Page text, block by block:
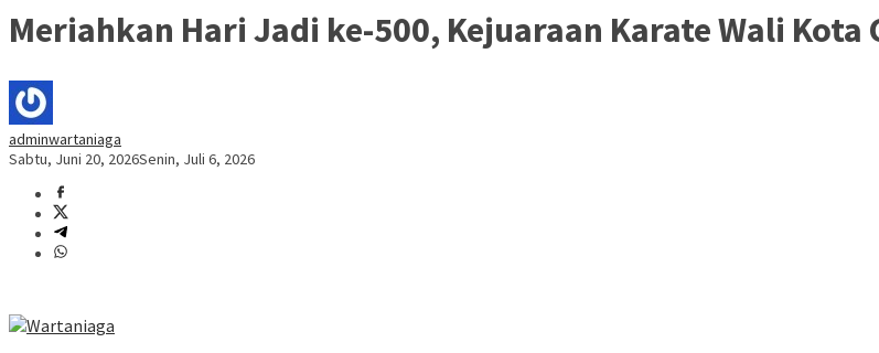
Meriahkan Hari Jadi ke-500, Kejuaraan Karate Wali
adminwartaniaga
Sabtu, Juni 20, 2026Senin, Juli 6, 2026